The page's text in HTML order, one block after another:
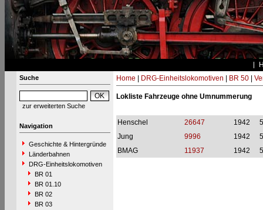
Suche
zur erweiterten Suche
Navigation
Geschichte & Hintergründe
Länderbahnen
DRG-Einheitslokomotiven
BR 01
BR 01.10
BR 02
BR 03
Home DRG-Einheitslokomotiven BR 50|
Lokliste Fahrzeuge ohne Umnummerung
Henschel 26647 1942
Jung
9996 1942
BMAG
11937 1942